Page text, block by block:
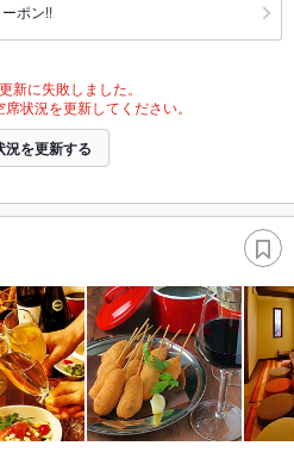
ポン!!
新に失敗しました。
状況を更新してください。
況を更新する